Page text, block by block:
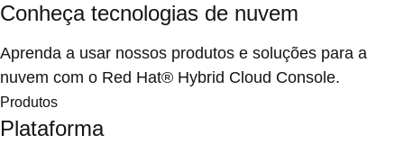
Conheça tecnologias de nuvem
Aprenda a usar nossos produtos e soluções para a
nuvem com o Red Hat® Hybrid Cloud Console.
Produtos
Plataforma